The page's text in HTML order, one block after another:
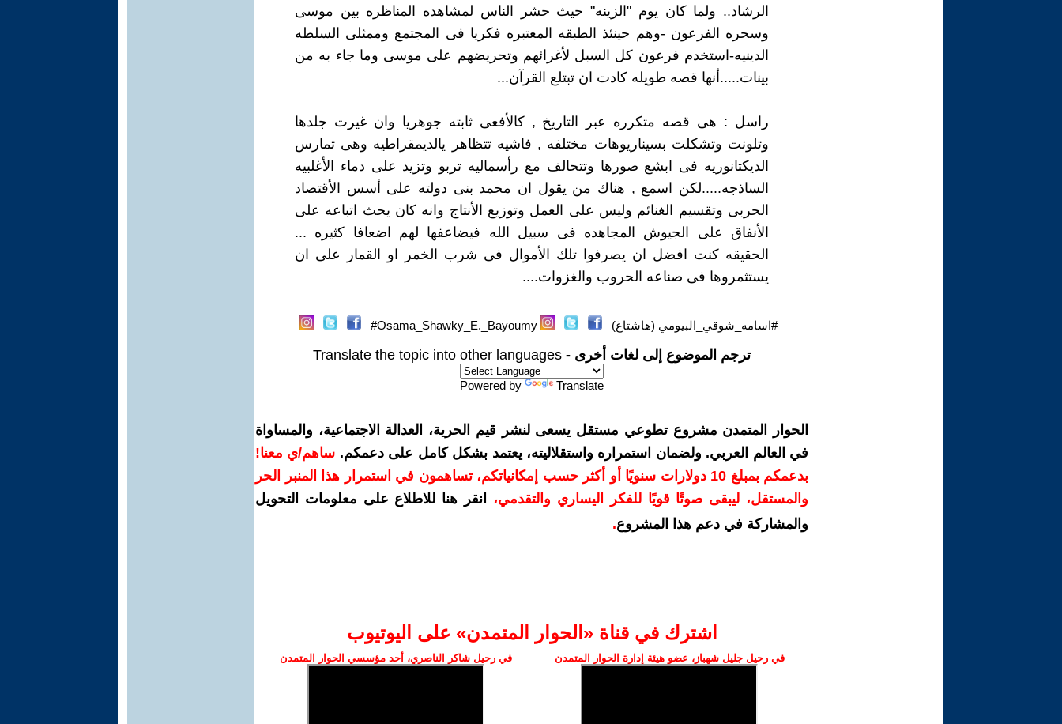
الرشاد.. ولما كان يوم "الزينه" حيث حشر الناس لمشاهده المناظره بين موسى
وسحره الفرعون -وهم حينئذ الطبقه المعتبره فكريا فى المجتمع وممثلى السلطه
الدينيه-استخدم فرعون كل السبل لأغرائهم وتحريضهم على موسى وما جاء به من
بينات.....أنها قصه طويله كادت ان تبتلع القرآن...
راسل : هى قصه متكرره عبر التاريخ , كالأفعى ثابته جوهريا وان غيرت جلدها
وتلونت وتشكلت بسيناريوهات مختلفه , فاشيه تتظاهر يالديمقراطيه وهى تمارس
الديكتانوريه فى ابشع صورها وتتحالف مع رأسماليه تربو وتزيد على دماء الأغلبيه
الساذجه.....لكن اسمع , هناك من يقول ان محمد بنى دولته على أسس الأقتصاد
الحربى وتقسيم الغنائم وليس على العمل وتوزيع الأنتاج وانه كان يحث اتباعه على
الأنفاق على الجيوش المجاهده فى سبيل الله فيضاعفها لهم اضعافا كثيره ...
الحقيقه كنت افضل ان يصرفوا تلك الأموال فى شرب الخمر او القمار على ان
يستثمروها فى صناعه الحروب والغزوات....
#اسامه_شوقي_البيومي (هاشتاغ) Osama_Shawky_E._Bayoumy#
ترجم الموضوع إلى لغات أخرى - Translate the topic into other languages
Powered by Translate
الحوار المتمدن مشروع تطوعي مستقل يسعى لنشر قيم الحرية، العدالة الاجتماعية، والمساواة
في العالم العربي. ولضمان استمراره واستقلاليته، يعتمد بشكل كامل على دعمكم. ساهم/ي معنا!
بدعمكم بمبلغ 10 دولارات سنويًا أو أكثر حسب إمكانياتكم، تساهمون في استمرار هذا المنبر الحر
والمستقل، ليبقى صوتًا قويًا للفكر اليساري والتقدمي،
انقر هنا للاطلاع على معلومات التحويل
والمشاركة في دعم هذا المشروع.
اشترك في قناة ‫«الحوار المتمدن» على اليوتيوب
في رحيل جليل شهباز، عضو هيئة إدارة الحوار المتمدن في رحيل شاكر الناصري، أحد مؤسسي الحوار المتمدن